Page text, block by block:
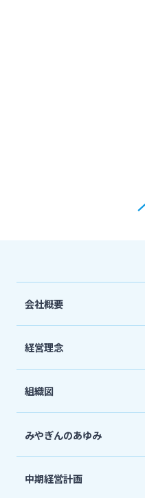
会社概要
経営理念
組織図
みやぎんのあゆみ
中期経営計画